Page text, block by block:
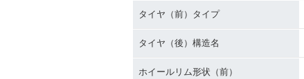
タイヤ（前）タイプ
タイヤ（後）構造名
ホイールリム形状（前）